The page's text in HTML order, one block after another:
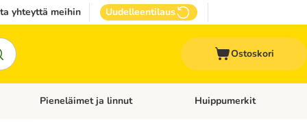
yhteyttä meihin Uudelleentilaus
Ostoskori
tarvikkeet
Avaa kategoriavalikko: Terveydenhoito
Pieneläimet ja linnut Avaa kategoriavalikko:
Huippumerkit